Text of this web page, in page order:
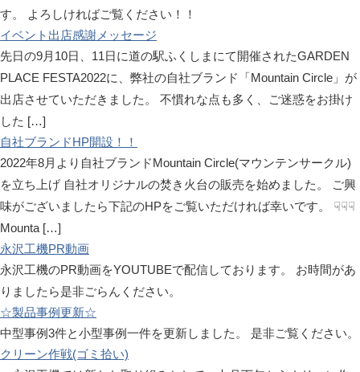
す。 よろしければご覧ください！！
イベント出店感謝メッセージ
先日の9月10日、11日に道の駅ふくしまにて開催されたGARDEN
PLACE FESTA2022に、弊社の自社ブランド「Mountain Circle」が
出店させていただきました。 不慣れな点も多く、ご迷惑をお掛け
した […]
自社ブランドHP開設！！
2022年8月より自社ブランドMountain Circle(マウンテンサークル)
を立ち上げ 自社オリジナルの焚き火台の販売を始めました。 ご興
味がございましたら下記のHPをご覧いただければ幸いです。 ☟☟☟
Mounta […]
永沢工機PR動画
永沢工機のPR動画をYOUTUBEで配信しております。 お時間があ
りましたら是非ごらんください。
☆製品事例更新☆
中型事例3件と小型事例一件を更新しました。 是非ご覧ください。
クリーン作戦(ゴミ拾い)